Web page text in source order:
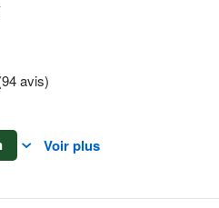
avis)
Voir plus